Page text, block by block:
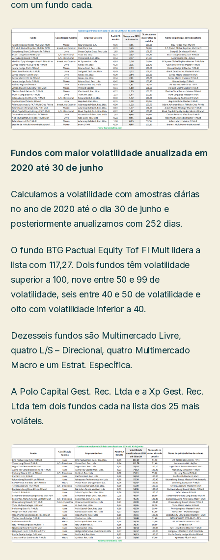
com um fundo cada.
Fundos com maior volatilidade anualizada em
2020 até 30 de junho
Calculamos a volatilidade com amostras diárias
no ano de 2020 até o dia 30 de junho e
posteriormente anualizamos com 252 dias.
O fundo BTG Pactual Equity Tof FI Mult lidera a
lista com 117,27. Dois fundos têm volatilidade
superior a 100, nove entre 50 e 99 de
volatilidade, seis entre 40 e 50 de volatilidade e
oito com volatilidade inferior a 40.
Dezesseis fundos são Multimercado Livre,
quatro L/S – Direcional, quatro Multimercado
Macro e um Estrat. Específica.
A Polo Capital Gest. Rec. Ltda e a Xp Gest. Rec.
Ltda tem dois fundos cada na lista dos 25 mais
voláteis.